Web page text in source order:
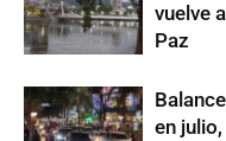
vuelve
Paz
en